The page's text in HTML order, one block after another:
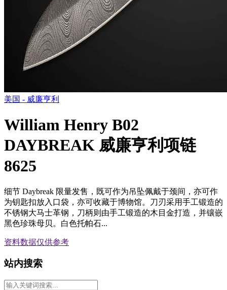
美国 - 威廉亨利
William Henry B02
DAYBREAK 威廉亨利项链
8625
细节 Daybreak 限量发售，既可作为吊坠佩戴于颈间，亦可作
为钥匙扣放入口袋，亦可收藏于博物馆。刀刃采用手工锻造的
不锈钢大马士革钢，刀柄则由手工锻造的木目金打造，并镶嵌
黑色珍珠母贝。白色托帕石...
资料数据仅供参考
站内搜索